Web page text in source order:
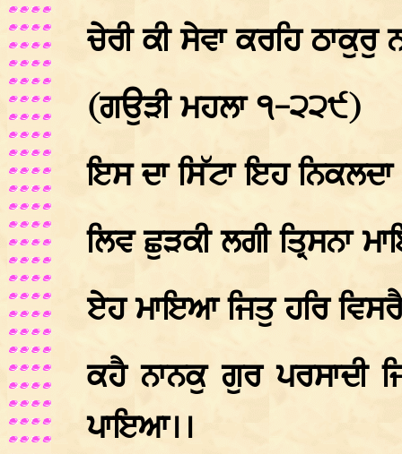
ਚੇਰੀ ਕੀ ਸੇਵਾ ਕਰਹਿ ਠਾਕੁਰੁ
(ਗਉੜੀ ਮਹਲਾ ੧-੨੨੯)
ਇਸ ਦਾ ਸਿੱਟਾ ਇਹ
ਲਿਵ ਛੁੜਕੀ ਲਗੀ
ਏਹ ਮਾਇਆ ਜਿਤੁ ਹਰਿ
ਕਹੈ ਨਾਨਕੁ ਗੁਰ ਪਰਸਾਦੀ
ਪਾਇਆ।।